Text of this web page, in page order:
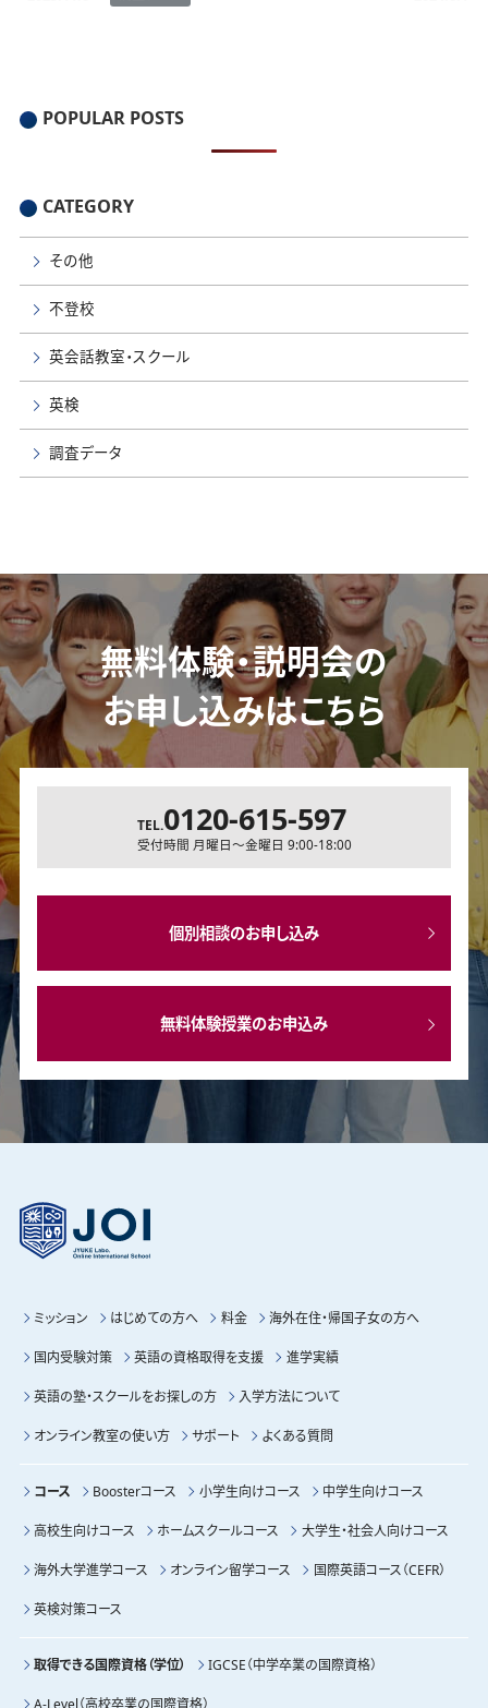
POPULAR POSTS
CATEGORY
その他
不登校
英会話教室・スクール
英検
調査データ
無料体験・説明会の
お申し込みはこちら
TEL.0120-615-597
受付時間 月曜日～金曜日 9:00-18:00
個別相談のお申し込み
無料体験授業のお申込み
ミッション はじめての方へ 料金 海外在住・帰国子女の方へ
国内受験対策 英語の資格取得を支援 進学実績
英語の塾・スクールをお探しの方 入学方法について
オンライン教室の使い方 サポート よくある質問
コース Boosterコース 小学生向けコース 中学生向けコース
高校生向けコース ホームスクールコース 大学生・社会人向けコース
海外大学進学コース オンライン留学コース 国際英語コース（CEFR）
英検対策コース
取得できる国際資格（学位） IGCSE（中学卒業の国際資格）
A-Level（高校卒業の国際資格）